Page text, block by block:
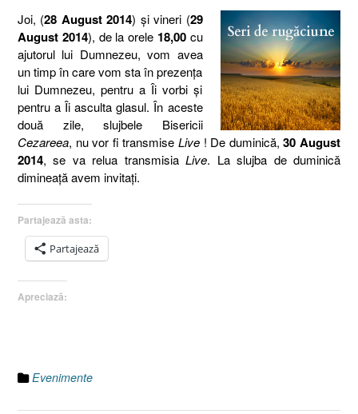
Joi, (28 August 2014) şi vineri (29
August 2014), de la orele 18,00cu
ajutorul lui Dumnezeu, vom avea
un timp în care vom sta în prezenţa
lui Dumnezeu, pentru a Îi vorbi şi
pentru a Îi asculta glasul. În aceste
două zile, slujbele Bisericii
Cezareea, nu vor fi transmise Live ! De duminică,30 August
2014, se va relua transmisiaLive. La slujba de duminică
dimineaţă avem invitaţi.
Partajează asta:
Partajează
Apreciază:
Evenimente